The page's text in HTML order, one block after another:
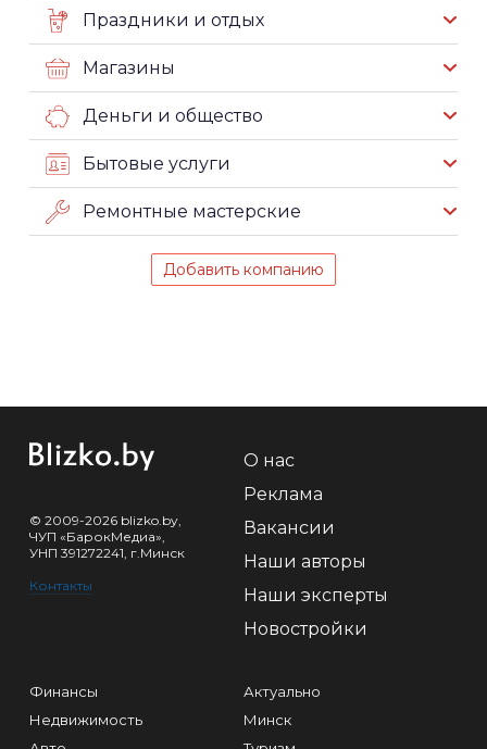
Праздники и отдых
Магазины
Деньги и общество
Бытовые услуги
Ремонтные мастерские
Добавить компанию
© 2009-2026 blizko.by,
ЧУП «БарокМедиа»,
УНП 391272241, г.Минск
Контакты
О нас
Реклама
Вакансии
Наши авторы
Наши эксперты
Новостройки
Финансы
Недвижимость
Актуально
Минск